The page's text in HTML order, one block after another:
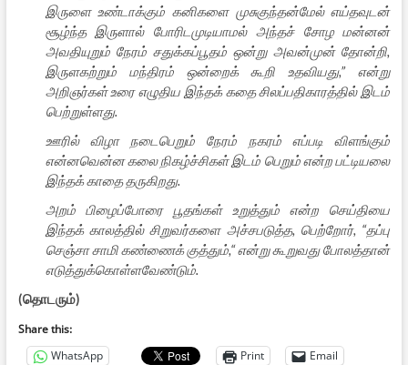
இருளை உண்டாக்கும் கனிகளை முசுகுந்தன்மேல் எய்தவுடன்
சூழ்ந்த இருளால் போரிடமுடியாமல் அந்தச் சோழ மன்னன்
அவதியுறும் நேரம் சதுக்கப்பூதம் ஒன்று அவன்முன் தோன்றி,
இருளகற்றும் மந்திரம் ஒன்றைக் கூறி உதவியது,” என்று
அறிஞர்கள் உரை எழுதிய இந்தக் கதை சிலப்பதிகாரத்தில் இடம்
பெற்றுள்ளது.
ஊரில் விழா நடைபெறும் நேரம் நகரம் எப்படி விளங்கும்
என்னவென்ன கலை நிகழ்ச்சிகள் இடம் பெறும் என்ற பட்டியலை
இந்தக் காதை தருகிறது.
அறம் பிழைப்போரை பூதங்கள் உறுத்தும் என்ற செய்தியை
இந்தக் காலத்தில் சிறுவர்களை அச்சபடுத்த, பெற்றோர், “தப்பு
செஞ்சா சாமி கண்ணைக் குத்தும்,“ என்று கூறுவது போலத்தான்
எடுத்துக்கொள்ளவேண்டும்.
(தொடரும்)
Share this:
WhatsApp
Print Email